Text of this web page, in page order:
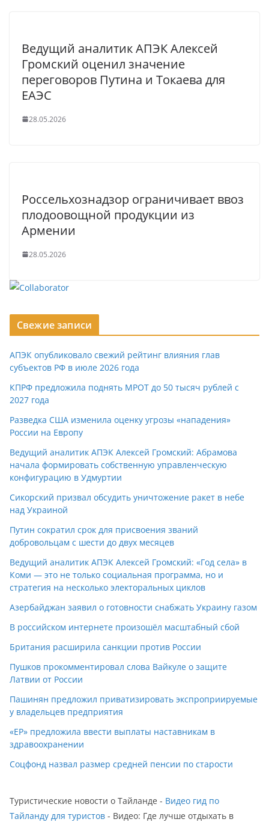
Ведущий аналитик АПЭК Алексей
Громский оценил значение
переговоров Путина и Токаева для
ЕАЭС
28.05.2026
Россельхознадзор ограничивает ввоз
плодоовощной продукции из
Армении
28.05.2026
Свежие записи
АПЭК опубликовало свежий рейтинг влияния глав
субъектов РФ в июле 2026 года
КПРФ предложила поднять МРОТ до 50 тысяч рублей с
2027 года
Разведка США изменила оценку угрозы «нападения»
России на Европу
Ведущий аналитик АПЭК Алексей Громский: Абрамова
начала формировать собственную управленческую
конфигурацию в Удмуртии
Сикорский призвал обсудить уничтожение ракет в небе
над Украиной
Путин сократил срок для присвоения званий
добровольцам с шести до двух месяцев
Ведущий аналитик АПЭК Алексей Громский: «Год села» в
Коми — это не только социальная программа, но и
стратегия на несколько электоральных циклов
Азербайджан заявил о готовности снабжать Украину газом
В российском интернете произошёл масштабный сбой
Британия расширила санкции против России
Пушков прокомментировал слова Вайкуле о защите
Латвии от России
Пашинян предложил приватизировать экспроприируемые
у владельцев предприятия
«ЕР» предложила ввести выплаты наставникам в
здравоохранении
Соцфонд назвал размер средней пенсии по старости
Туристические новости о Тайланде - Видео гид по
Тайланду для туристов - Видео: Где лучше отдыхать в